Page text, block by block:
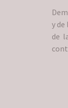
y de
de